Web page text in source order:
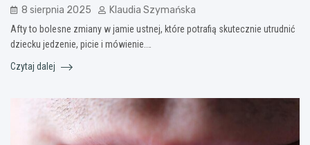
8 sierpnia 2025 Klaudia Szymańska
Afty to bolesne zmiany w jamie ustnej, które potrafią skutecznie utrudnić
dziecku jedzenie, picie i mówienie.…
Czytaj dalej